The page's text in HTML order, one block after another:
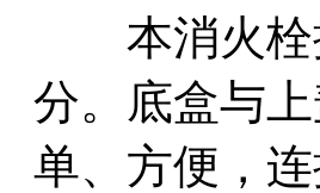
本消火栓
分。底盒与
单、方便，